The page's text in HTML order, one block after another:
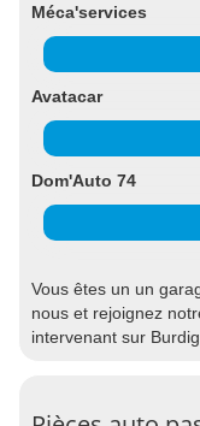
Méca'services
Avatacar
Dom'Auto 74
Vous êtes un un
nous et rejoignez
intervenant sur